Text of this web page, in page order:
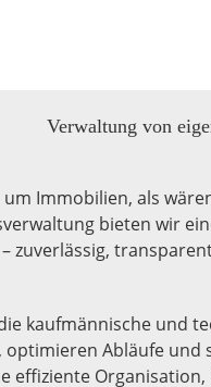
Verwaltung von
Immobilien, als
bieten wir
zuverlässig,
kaufmännische und
Abläufe
effiziente